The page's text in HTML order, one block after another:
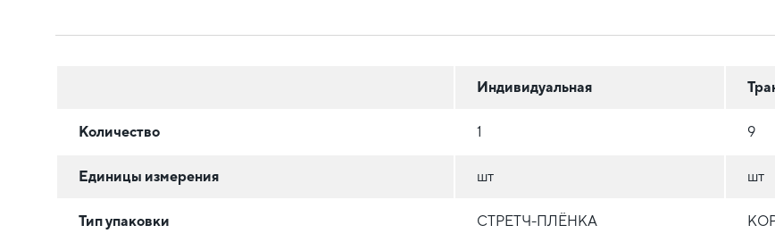
Индивидуальная
Количество 1 9
Единицы измерения шт шт
Тип упаковки СТРЕТЧ-ПЛЁНКА